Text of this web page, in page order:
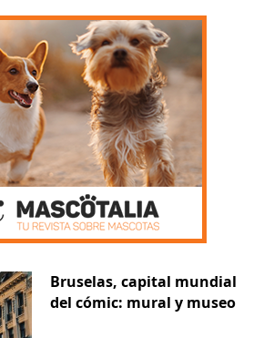
Bruselas, capital mundial
del cómic: mural y museo